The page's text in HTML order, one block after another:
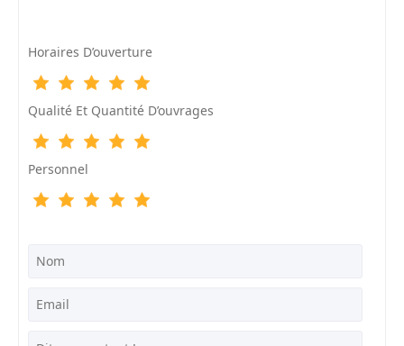
Horaires D’ouverture
Qualité Et Quantité D’ouvrages
Personnel